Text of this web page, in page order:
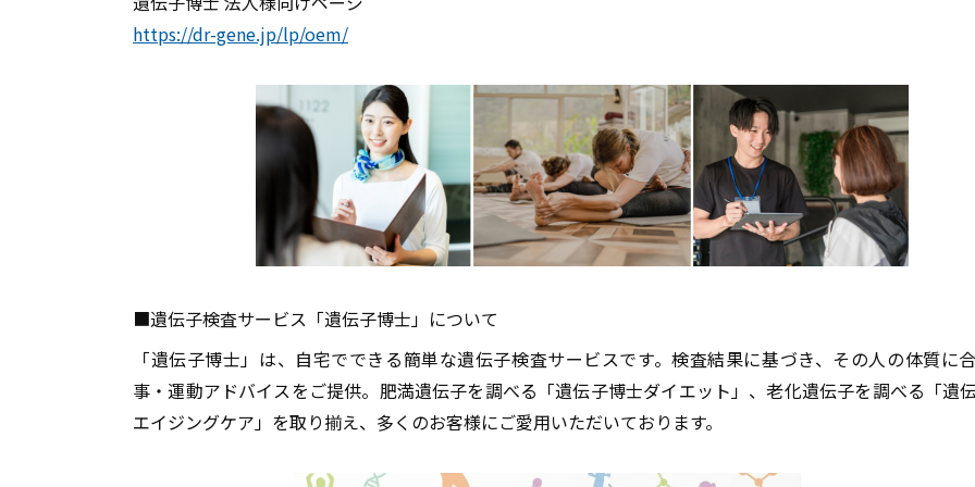
https://dr-gene.jp/lp/oem/
■遺伝子検査サービス「遺伝子博士」について
「遺伝子博士」は、自宅でできる簡単な遺伝子検査サービスです。検査結果に基づき、その人の体質に
事・運動アドバイスをご提供。肥満遺伝子を調べる「遺伝子博士ダイエット」、老化遺伝子を調べる「遺
エイジングケア」を取り揃え、多くのお客様にご愛用いただいております。